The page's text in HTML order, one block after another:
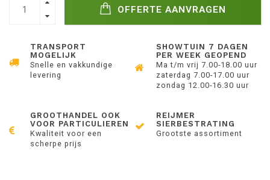
OFFERTE AANVRAGEN
TRANSPORT
MOGELIJK
Snelle en vakkundige
levering
SHOWTUIN 7 DAGEN
PER WEEK GEOPEND
Ma t/m vrij 7.00-18.00 uur
zaterdag 7.00-17.00 uur
zondag 12.00-16.30 uur
GROOTHANDEL OOK
VOOR PARTICULIEREN
Kwaliteit voor een
scherpe prijs
REIJMER
SIERBESTRATING
Grootste assortiment